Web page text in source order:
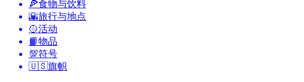
🍕食物与饮料
🌇旅行与地点
🥎活动
📙物品
💯符号
🇺🇸旗帜